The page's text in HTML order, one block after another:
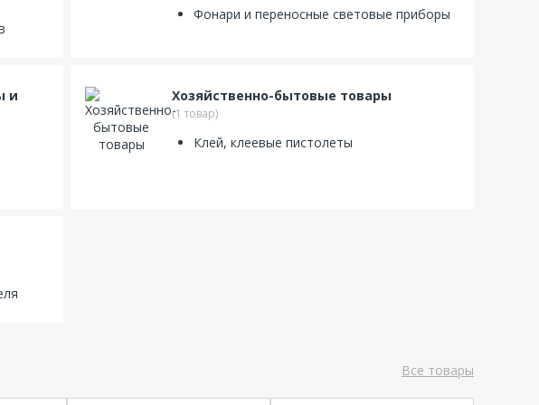
Фонари и переносные световые приборы
и
Хозяйственно-бытовые товары
(1 товар)
Клей, клеевые пистолеты
Все товары